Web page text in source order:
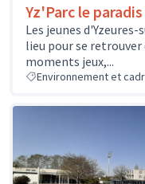
Yz'Parc le
Les jeunes
lieu pour se
moments jeux,...
Environnement et